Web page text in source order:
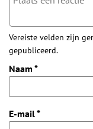
Vereiste velden zijn
gepubliceerd.
Naam *
E-mail*